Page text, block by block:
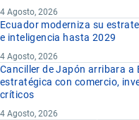
4 Agosto, 2026
Ecuador moderniza su
e inteligencia hasta 2029
4 Agosto, 2026
Canciller de Japón arribara a
estratégica con comercio,
críticos
4 Agosto, 2026